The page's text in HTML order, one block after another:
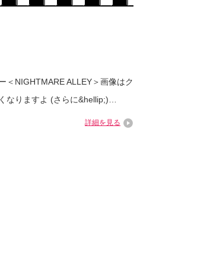
＜NIGHTMARE ALLEY＞画像はク
なりますよ (さらに&hellip;)…
詳細を見る